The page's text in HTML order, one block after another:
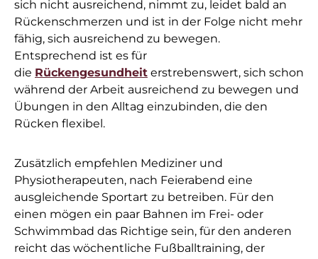
sich nicht ausreichend, nimmt zu, leidet bald an
Rückenschmerzen und ist in der Folge nicht mehr
fähig, sich ausreichend zu bewegen.
Entsprechend ist es für
die Rückengesundheit erstrebenswert, sich schon
während der Arbeit ausreichend zu bewegen und
Übungen in den Alltag einzubinden, die den
Rücken flexibel.
Zusätzlich empfehlen Mediziner und
Physiotherapeuten, nach Feierabend eine
ausgleichende Sportart zu betreiben. Für den
einen mögen ein paar Bahnen im Frei- oder
Schwimmbad das Richtige sein, für den anderen
reicht das wöchentliche Fußballtraining, der